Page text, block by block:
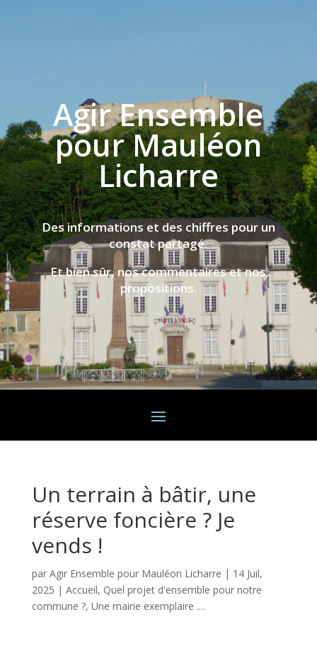
Agir Ensemble
pour Mauléon
Licharre
Des informations et des chiffres pour un
constat partagé.
Et bien sûr, nos commentaires et nos
propositions.
Un terrain à bâtir, une
réserve foncière ? Je
vends !
par Agir Ensemble pour Mauléon Licharre | 14 Juil,
2025 | Accueil, Quel projet d'ensemble pour notre
commune ?, Une mairie exemplaire ....